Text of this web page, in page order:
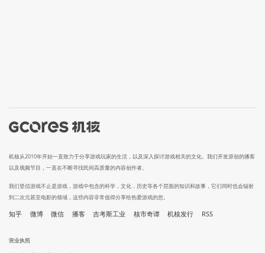
机核从2010年开始一直致力于分享游戏玩家的生活，以及深入探讨游戏相关的文化。我们开发原创的播客
以及视频节目，一直在不断寻找民间高质量的内容创作者。
我们坚信游戏不止是游戏，游戏中包含的科学，文化，历史等各个层面的知识和故事，它们同时也会辐射
到二次元甚至电影的领域，这些内容非常值得分享给热爱游戏的您。
知乎 微博 微信 播客 吉考斯工业 核市奇谭 机核发行 RSS
营业执照